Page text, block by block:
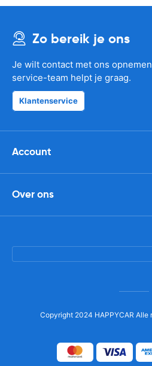
Zo bereik je ons
Je wilt contact met ons
service-team helpt je graag.
Klantenservice
Account
Over ons
Copyright 2024 HAPPYCAR Alle